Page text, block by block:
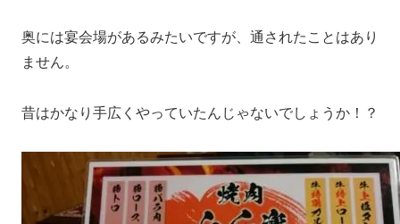
奥には宴会場があるみたいですが、通されたことはあり
ません。
昔はかなり手広くやっていたんじゃないでしょうか！？